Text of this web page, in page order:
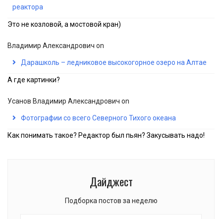
реактора
Это не козловой, а мостовой кран)
Владимир Александрович on
Дарашколь – ледниковое высокогорное озеро на Алтае
А где картинки?
Усанов Владимир Александрович on
Фотографии со всего Северного Тихого океана
Как понимать такое? Редактор был пьян? Закусывать надо!
Дайджест
Подборка постов за неделю